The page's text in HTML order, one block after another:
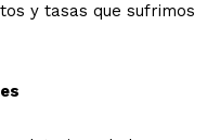
y tasas que sufrimos